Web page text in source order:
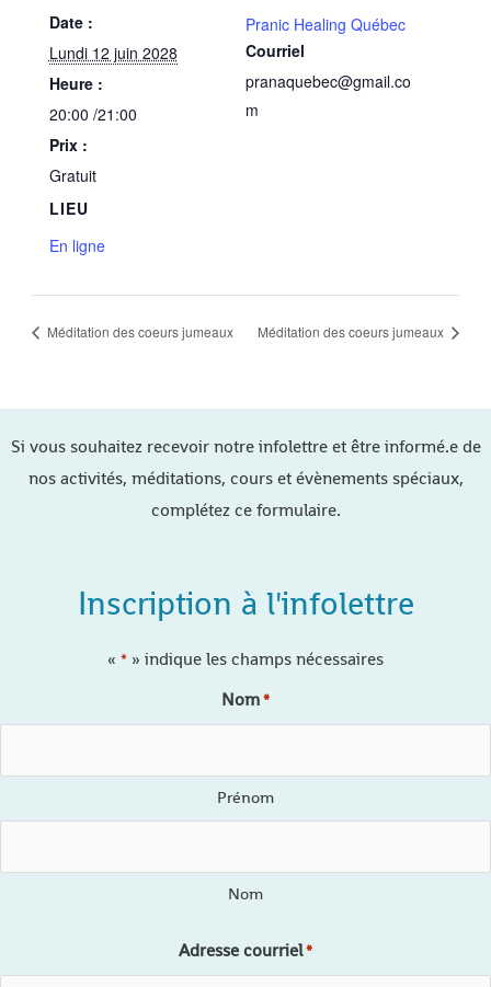
Date :
Lundi 12 juin 2028
Heure :
20:00 /21:00
Prix :
Gratuit
LIEU
En ligne
Pranic Healing Québec
Courriel
pranaquebec@gmail.co
m
Méditation des coeurs jumeaux Méditation des coeurs jumeaux
Si vous souhaitez recevoir notre infolettre et être informé.e de
nos activités, méditations, cours et évènements spéciaux,
complétez ce formulaire.
Inscription à l'infolettre
« * » indique les champs nécessaires
Nom*
Prénom
Nom
Adresse courriel*